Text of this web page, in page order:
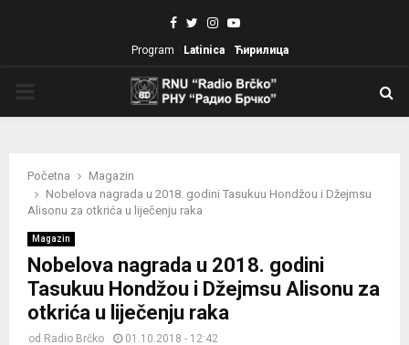
Facebook
TwitterInstagram
Youtube
Program Latinica Ћирилица
Početna
Magazin
Nobelova nagrada u 2018. godini Tasukuu Hondžou i Džejmsu
Alisonu za otkrića u liječenju raka
Magazin
Nobelova nagrada u 2018. godini
Tasukuu Hondžou i Džejmsu Alisonu za
otkrića u liječenju raka
od Radio Brčko 01.10.2018 - 12:42